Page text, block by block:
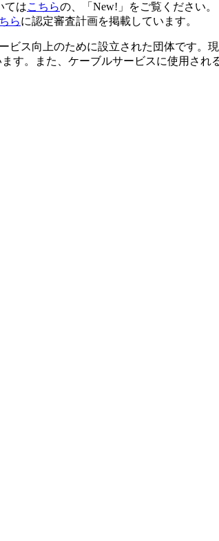
てはこちらの、「New!」をご覧ください。
らに認定審査計画を掲載しています。
ス向上のために設立された団体です。現
す。また、ケーブルサービスに使用さ